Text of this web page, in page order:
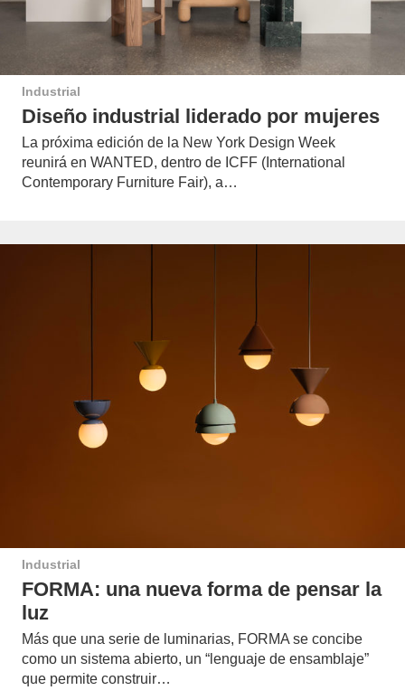
Industrial
Diseño industrial liderado por mujeres
La próxima edición de la New York Design Week
reunirá en WANTED, dentro de ICFF (International
Contemporary Furniture Fair), a…
Industrial
FORMA: una nueva forma de pensar la
luz
Más que una serie de luminarias, FORMA se concibe
como un sistema abierto, un “lenguaje de ensamblaje”
que permite construir…